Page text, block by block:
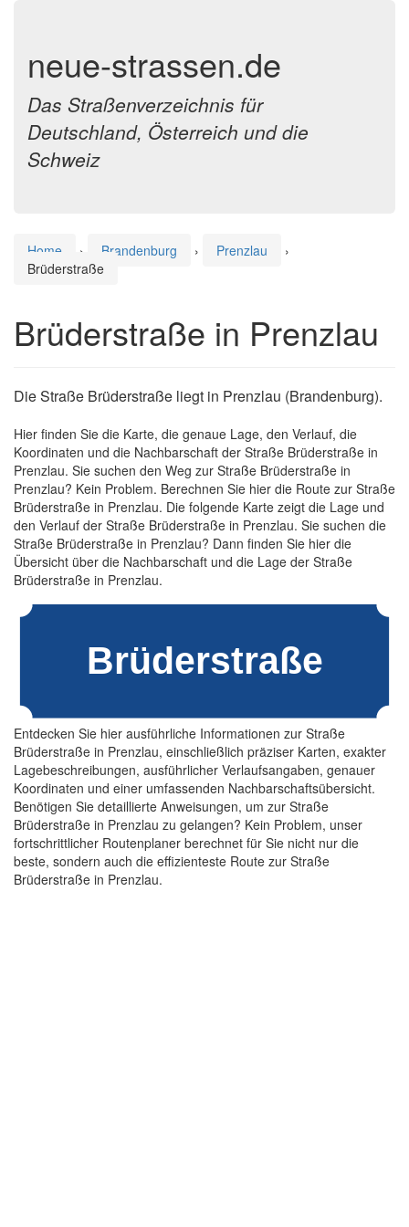
neue-strassen.de
Das Straßenverzeichnis für
Deutschland, Österreich und die
Schweiz
Home › Brandenburg › Prenzlau
›
Brüderstraße
Brüderstraße in Prenzlau
Die Straße Brüderstraße liegt in Prenzlau (Brandenburg).
Hier finden Sie die Karte, die genaue Lage, den Verlauf, die
Koordinaten und die Nachbarschaft der Straße Brüderstraße in
Prenzlau. Sie suchen den Weg zur Straße Brüderstraße in
Prenzlau? Kein Problem. Berechnen Sie hier die Route zur Straße
Brüderstraße in Prenzlau. Die folgende Karte zeigt die Lage und
den Verlauf der Straße Brüderstraße in Prenzlau. Sie suchen die
Straße Brüderstraße in Prenzlau? Dann finden Sie hier die
Übersicht über die Nachbarschaft und die Lage der Straße
Brüderstraße in Prenzlau.
Entdecken Sie hier ausführliche Informationen zur Straße
Brüderstraße in Prenzlau, einschließlich präziser Karten, exakter
Lagebeschreibungen, ausführlicher Verlaufsangaben, genauer
Koordinaten und einer umfassenden Nachbarschaftsübersicht.
Benötigen Sie detaillierte Anweisungen, um zur Straße
Brüderstraße in Prenzlau zu gelangen? Kein Problem, unser
fortschrittlicher Routenplaner berechnet für Sie nicht nur die
beste, sondern auch die effizienteste Route zur Straße
Brüderstraße in Prenzlau.